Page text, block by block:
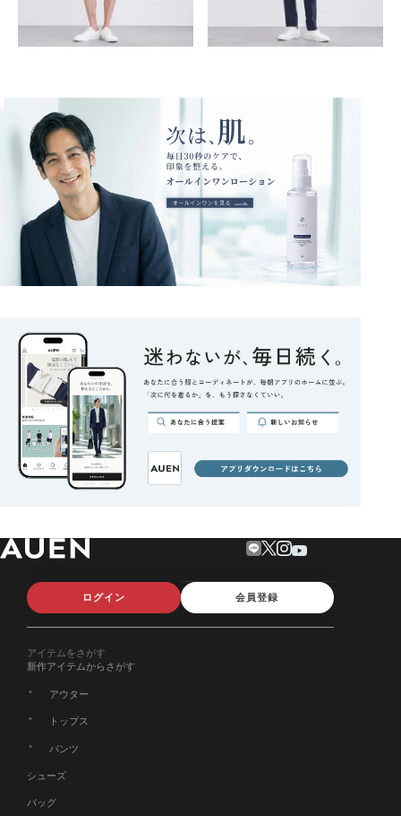
ログイン 会員登録
アイテムをさがす
新作アイテムからさがす
アウター
トップス
パンツ
シューズ
バッグ